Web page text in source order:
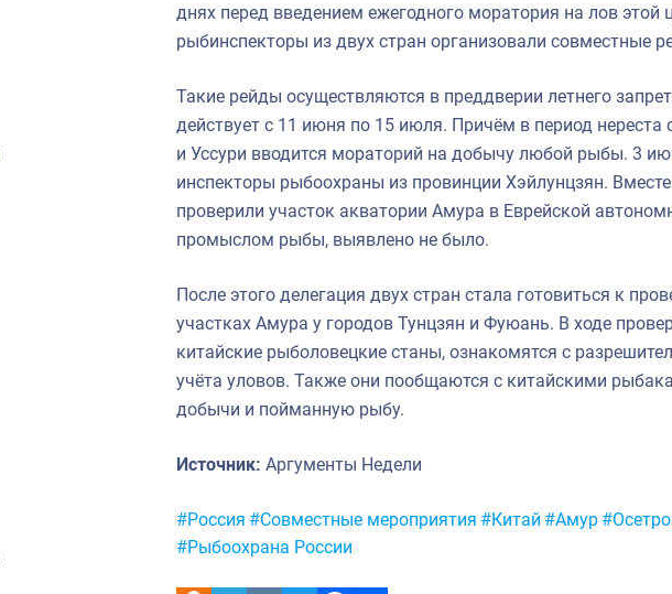
Укрепление духовно-нравственных
События в России и мире
днях перед введением ежегодного моратория на лов этой
рыбинспекторы из двух стран организовали совместные
Такие рейды осуществляются в преддверии летнего
действует с 11 июня по 15 июля. Причём в период
и Уссури вводится мораторий на добычу любой рыбы. 3
инспекторы рыбоохраны из провинции Хэйлунцзян.
проверили участок акватории Амура в Еврейской
промыслом рыбы, выявлено не было.
После этого делегация двух стран стала готовиться к
участках Амура у городов Тунцзян и Фуюань. В ходе
китайские рыболовецкие станы, ознакомятся с
учёта уловов. Также они пообщаются с китайскими
добычи и пойманную рыбу.
Источник: Аргументы Недели
Метки:
#Россия #Совместные мероприятия #Китай #Амур
#Рыбоохрана России